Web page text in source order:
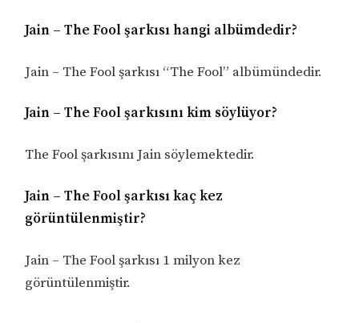
Jain – The Fool şarkısı hangi albümdedir?
Jain – The Fool şarkısı “The Fool” albümündedir.
Jain – The Fool şarkısını kim söylüyor?
The Fool şarkısını Jain söylemektedir.
Jain – The Fool şarkısı kaç kez
görüntülenmiştir?
Jain – The Fool şarkısı 1 milyon kez
görüntülenmiştir.